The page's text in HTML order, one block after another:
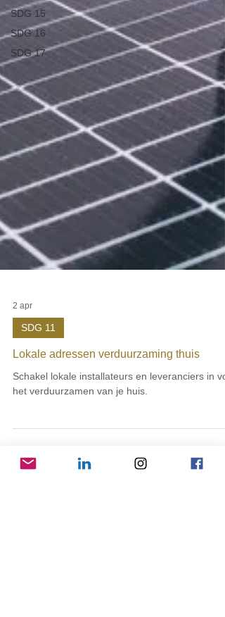
SDG 15
SDG 16
SDG 17
2 apr
SDG 11
Schakel lokale installateurs en leveranciers in